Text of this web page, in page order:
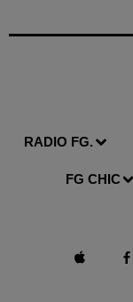
RADIO FG.
FG CHIC